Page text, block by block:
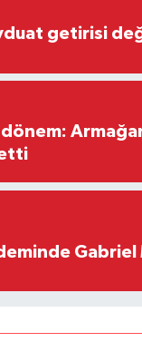
getirisi
dönem:
Gabriel